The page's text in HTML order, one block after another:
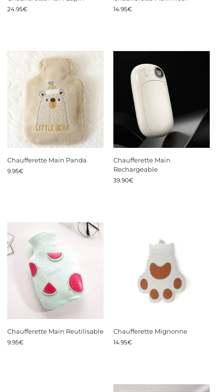
24.95€ 14.95€
Chaufferette Main Panda
9.95€
Chaufferette Main
Rechargeable
39.90€
Chaufferette Main Reutilisable
9.95€
Chaufferette Mignonne
14.95€